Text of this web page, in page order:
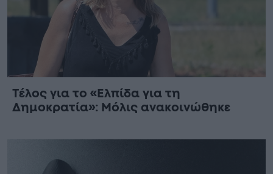
Τέλος για το «Ελπίδα για τη
Δημοκρατία»: Μόλις ανακοινώθηκε